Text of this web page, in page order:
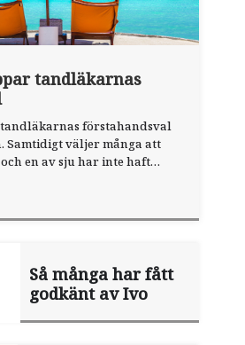
tandläkarnas
förstahandsval
Samtidigt väljer många att
en av sju har inte haft
Så många har fått
godkänt av Ivo